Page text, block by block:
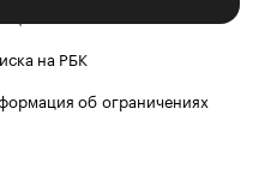
на РБК
об ограничениях